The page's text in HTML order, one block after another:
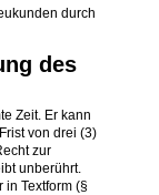
durch
des
Zeit. Er kann
von drei (3)
zur
unberührt.
Textform (§